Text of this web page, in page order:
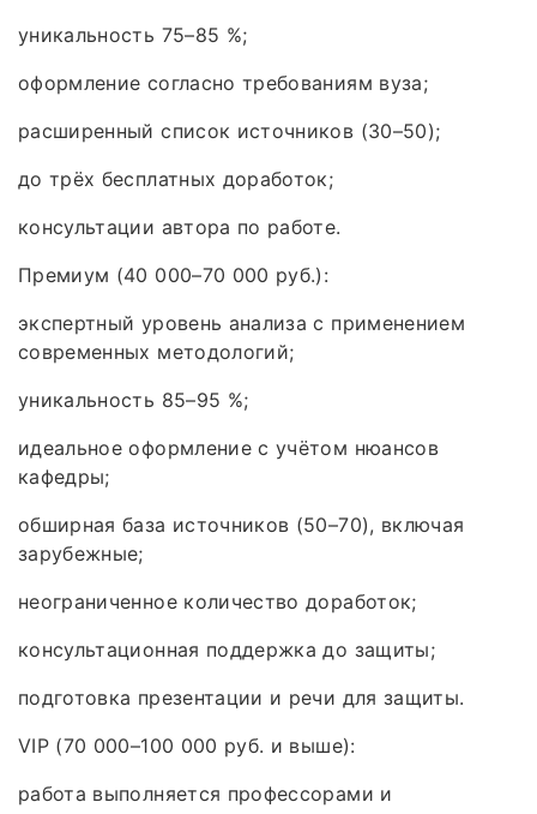
уникальность 75–85 %;
оформление согласно требованиям вуза;
расширенный список источников (30–50);
до трёх бесплатных доработок;
консультации автора по работе.
Премиум (40 000–70 000 руб.):
экспертный уровень анализа с применением
современных методологий;
уникальность 85–95 %;
идеальное оформление с учётом нюансов
кафедры;
обширная база источников (50–70), включая
зарубежные;
неограниченное количество доработок;
консультационная поддержка до защиты;
подготовка презентации и речи для защиты.
VIP (70 000–100 000 руб. и выше):
работа выполняется профессорами и